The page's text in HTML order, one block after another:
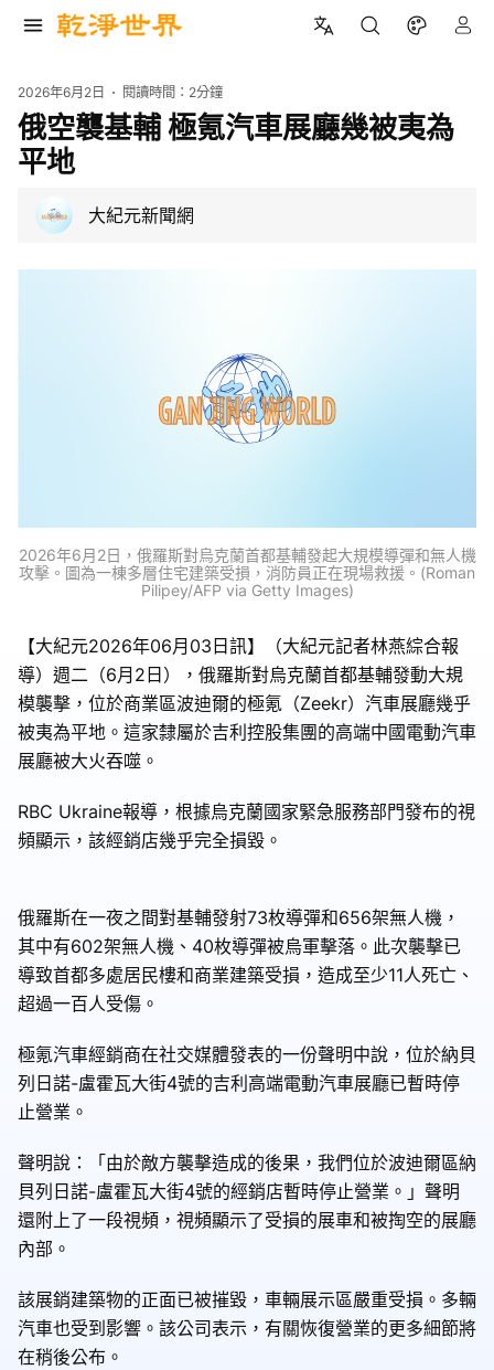
2026年6月2日 閱讀時間： 2分鐘
俄空襲基輔 極氪汽車展廳幾被夷為
平地
大紀元新聞網
2026年6月2日，俄羅斯對烏克蘭首都基輔發起大規模導彈和無人機
攻擊。圖為一棟多層住宅建築受損，消防員正在現場救援。(Roman
Pilipey/AFP via Getty Images)
【大紀元2026年06月03日訊】（大紀元記者林燕綜合報
導）週二（6月2日），俄羅斯對烏克蘭首都基輔發動大規
模襲擊，位於商業區波迪爾的極氪（Zeekr）汽車展廳幾乎
被夷為平地。這家隸屬於吉利控股集團的高端中國電動汽車
展廳被大火吞噬。
RBC Ukraine報導，根據烏克蘭國家緊急服務部門發布的視
頻顯示，該經銷店幾乎完全損毀。
俄羅斯在一夜之間對基輔發射73枚導彈和656架無人機，
其中有602架無人機、40枚導彈被烏軍擊落。此次襲擊已
導致首都多處居民樓和商業建築受損，造成至少11人死亡、
超過一百人受傷。
極氪汽車經銷商在社交媒體發表的一份聲明中說，位於納貝
列日諾-盧霍瓦大街4號的吉利高端電動汽車展廳已暫時停
止營業。
聲明說：「由於敵方襲擊造成的後果，我們位於波迪爾區納
貝列日諾-盧霍瓦大街4號的經銷店暫時停止營業。」聲明
還附上了一段視頻，視頻顯示了受損的展車和被掏空的展廳
內部。
該展銷建築物的正面已被摧毀，車輛展示區嚴重受損。多輛
汽車也受到影響。該公司表示，有關恢復營業的更多細節將
在稍後公布。